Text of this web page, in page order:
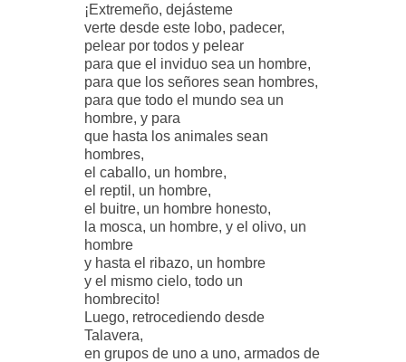
¡Extremeño, dejásteme
verte desde este lobo, padecer,
pelear por todos y pelear
para que el inviduo sea un hombre,
para que los señores sean hombres,
para que todo el mundo sea un
hombre, y para
que hasta los animales sean
hombres,
el caballo, un hombre,
el reptil, un hombre,
el buitre, un hombre honesto,
la mosca, un hombre, y el olivo, un
hombre
y hasta el ribazo, un hombre
y el mismo cielo, todo un
hombrecito!
Luego, retrocediendo desde
Talavera,
en grupos de uno a uno, armados de